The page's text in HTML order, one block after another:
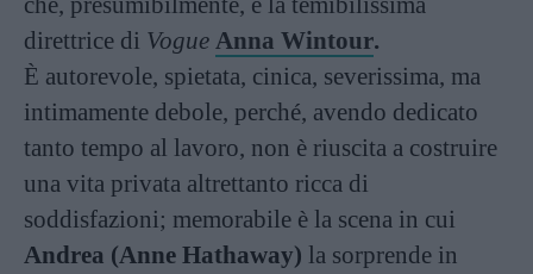
direttrice di Vogue Anna Wintour.
È autorevole, spietata, cinica, severissima, ma
intimamente debole, perché, avendo dedicato
tanto tempo al lavoro, non è riuscita a costruire
una vita privata altrettanto ricca di
soddisfazioni; memorabile è la scena in cui
Andrea (Anne Hathaway) la sorprende in